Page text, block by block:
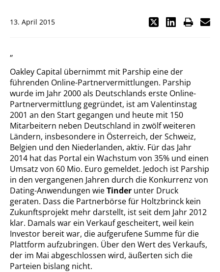
13. April 2015
„
Oakley Capital übernimmt mit Parship eine der
führenden Online-Partnervermittlungen. Parship
wurde im Jahr 2000 als Deutschlands erste Online-
Partnervermittlung gegründet, ist am Valentinstag
2001 an den Start gegangen und heute mit 150
Mitarbeitern neben Deutschland in zwölf weiteren
Ländern, insbesondere in Österreich, der Schweiz,
Belgien und den Niederlanden, aktiv. Für das Jahr
2014 hat das Portal ein Wachstum von 35% und einen
Umsatz von 60 Mio. Euro gemeldet. Jedoch ist Parship
in den vergangenen Jahren durch die Konkurrenz von
Dating-Anwendungen wieTinder unter Druck
geraten. Dass die Partnerbörse für Holtzbrinck kein
Zukunftsprojekt mehr darstellt, ist seit dem Jahr 2012
klar. Damals war ein Verkauf gescheitert, weil kein
Investor bereit war, die aufgerufene Summe für die
Plattform aufzubringen. Über den Wert des Verkaufs,
der im Mai abgeschlossen wird, äußerten sich die
Parteien bislang nicht.